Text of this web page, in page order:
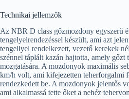
Technikai jellemzők
Az NBR D class gőzmozdony egyszerű
tengelyelrendezéssel készült, ami azt
tengellyel rendelkezett, vezető kerekek
szénnel táplált kazán hajtotta, amely gőzt
mozgatására. A mozdonyok maximális
km/h volt, ami kifejezetten teherforgalmi
rendezkedett be. A mozdonyok jelentős
ami alkalmassá tette őket a nehéz